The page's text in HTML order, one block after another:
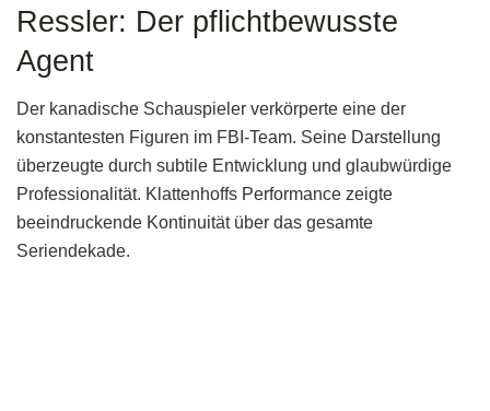
Ressler: Der pflichtbewusste
Agent
Der kanadische Schauspieler verkörperte eine der
konstantesten Figuren im FBI-Team. Seine Darstellung
überzeugte durch subtile Entwicklung und glaubwürdige
Professionalität. Klattenhoffs Performance zeigte
beeindruckende Kontinuität über das gesamte
Seriendekade.